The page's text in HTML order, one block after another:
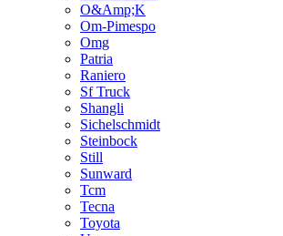
O&Amp;K
Om-Pimespo
Omg
Patria
Raniero
Sf Truck
Shangli
Sichelschmidt
Steinbock
Still
Sunward
Tcm
Tecna
Toyota